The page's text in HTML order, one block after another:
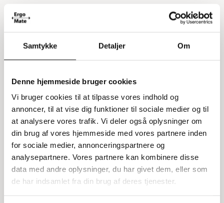
Samtykke Detaljer Om
Denne hjemmeside bruger cookies
Vi bruger cookies til at tilpasse vores indhold og
annoncer, til at vise dig funktioner til sociale medier og til
at analysere vores trafik. Vi deler også oplysninger om
din brug af vores hjemmeside med vores partnere inden
for sociale medier, annonceringspartnere og
analysepartnere. Vores partnere kan kombinere disse
data med andre oplysninger, du har givet dem, eller som
de har indsamlet fra din brug af deres tjenester.
Information
Arbejdsstol med fodbøjle
give dig maksimal komfort og fleksibilitet. Sædet
og ryglænet er lavet af PU-skum, som sikrer en
behagelig siddeoplevelse. Du kan nemt justere
både sæde- og ryglænsvinklen trinløst ved hjælp
af to små gaspatroner, mens du sidder på stolen.
Stolen leveres med glidesko, men du har også
mulighed for at tilkøbe hjul, hvis du ønsker det.
Fleksibel justering